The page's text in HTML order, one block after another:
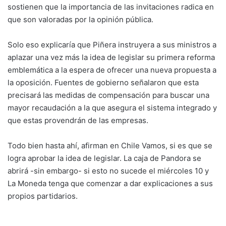
sostienen que la importancia de las invitaciones radica en
que son valoradas por la opinión pública.
Solo eso explicaría que Piñera instruyera a sus ministros a
aplazar una vez más la idea de legislar su primera reforma
emblemática a la espera de ofrecer una nueva propuesta a
la oposición. Fuentes de gobierno señalaron que esta
precisará las medidas de compensación para buscar una
mayor recaudación a la que asegura el sistema integrado y
que estas provendrán de las empresas.
Todo bien hasta ahí, afirman en Chile Vamos, si es que se
logra aprobar la idea de legislar. La caja de Pandora se
abrirá -sin embargo- si esto no sucede el miércoles 10 y
La Moneda tenga que comenzar a dar explicaciones a sus
propios partidarios.